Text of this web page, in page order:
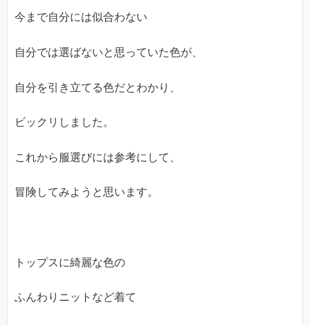
今まで自分には似合わない
自分では選ばないと思っていた色が、
自分を引き立てる色だとわかり、
ビックリしました。
これから服選びには参考にして、
冒険してみようと思います。
トップスに綺麗な色の
ふんわりニットなど着て